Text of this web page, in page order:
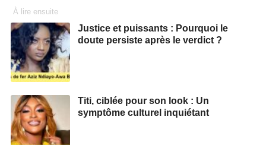
À lire ensuite
Justice et puissants : Pourquoi le
doute persiste après le verdict ?
Titi, ciblée pour son look : Un
symptôme culturel inquiétant